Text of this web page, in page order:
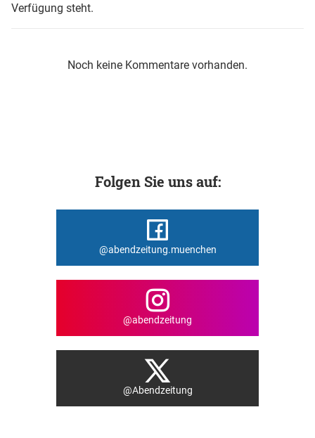
Verfügung steht.
Noch keine Kommentare vorhanden.
Folgen Sie uns auf:
@abendzeitung.muenchen
@abendzeitung
@Abendzeitung